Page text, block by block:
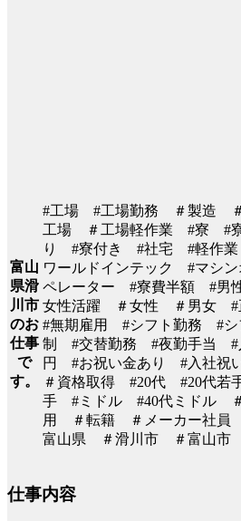
富山
県滑
川市
のお
仕事
で
す。
#工場 #工場勤務 ＃製造
工場 ＃工場軽作業 #寮 #
り #寮付き #社宅 #軽作
ワールドインテック #マシ
ペレーター #寮費半額 #男
女性活躍 ＃女性 ＃男女
#無期雇用 #シフト勤務 #シ
制 #交替勤務 #夜勤手当 #
円 #お祝い金あり #入社祝
＃資格取得 #20代 #20代
手 #ミドル #40代ミドル ＃
用 ＃転籍 ＃メーカー社員
富山県 ＃滑川市 ＃富山市
仕事内容